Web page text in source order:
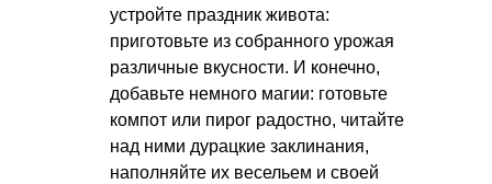
устройте праздник живота:
приготовьте из собранного урожая
различные вкусности. И конечно,
добавьте немного магии: готовьте
компот или пирог радостно, читайте
над ними дурацкие заклинания,
наполняйте их весельем и своей